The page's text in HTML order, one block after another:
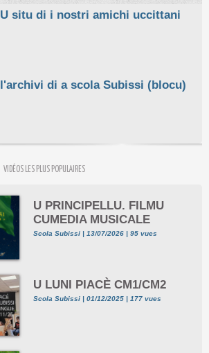
U situ di i nostri amichi uccittani
l'archivi di a scola Subissi (blocu)
VIDÉOS LES PLUS POPULAIRES
U PRINCIPELLU. FILMU
CUMEDIA MUSICALE
Scola Subissi | 13/07/2026 | 95 vues
U LUNI PIACÈ CM1/CM2
Scola Subissi | 01/12/2025 | 177 vues